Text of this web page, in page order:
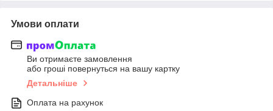
Умови оплати
Ви отримаєте замовлення
або гроші повернуться на вашу картку
Детальніше
Оплата на рахунок